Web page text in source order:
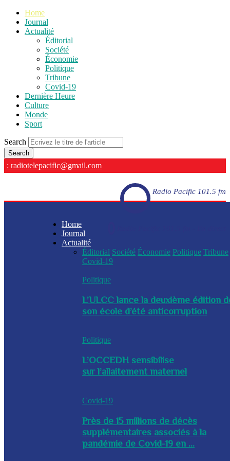
Home
Journal
Actualité
Éditorial
Société
Économie
Politique
Tribune
Covid-19
Dernière Heure
Culture
Monde
Sport
Search
: radiotelepacific@gmail.com
Radio Pacific 101.5 fm
Home
Journal
Actualité
Éditorial Société Économie Politique Tribune
Covid-19
Politique
L’ULCC lance la deuxième édition
son école d’été anticorruption
Politique
L’OCCEDH sensibilise
sur l’allaitement maternel
Covid-19
Près de 15 millions de décès
supplémentaires associés à la
pandémie de Covid-19 en ...